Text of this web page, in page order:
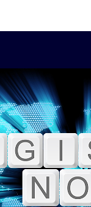
045/+256
ways
MTN
585622 UGX ACCOUNT BENEFICIARY’S BANK:
ABSA